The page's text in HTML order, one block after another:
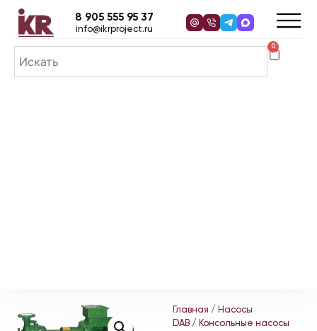
0
8 905 555 95 37
info@ikrproject.ru
Главная / Насосы
DAB / Консольные насосы